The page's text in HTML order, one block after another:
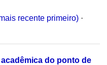
recente primeiro) ·
do ponto de